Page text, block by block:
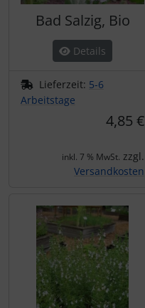
Bad Salzig, Bio
Details
Lieferzeit: 5-6
Arbeitstage
4,85 €
inkl. 7 % MwSt. zzgl.
Versandkosten